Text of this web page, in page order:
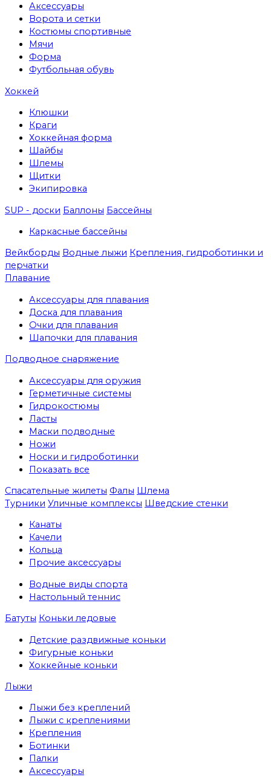
Аксессуары
Ворота и сетки
Костюмы спортивные
Мячи
Форма
Футбольная обувь
Хоккей
Клюшки
Краги
Хоккейная форма
Шайбы
Шлемы
Щитки
Экипировка
SUP - доски Баллоны Бассейны
Каркасные бассейны
Вейкборды Водные лыжи Крепления, гидроботинки и
перчатки
Плавание
Аксессуары для плавания
Доска для плавания
Очки для плавания
Шапочки для плавания
Подводное снаряжение
Аксессуары для оружия
Герметичные системы
Гидрокостюмы
Ласты
Маски подводные
Ножи
Носки и гидроботинки
Показать все
Спасательные жилеты Фалы Шлема
Турники Уличные комплексы Шведские стенки
Канаты
Качели
Кольца
Прочие аксессуары
Водные виды спорта
Настольный теннис
Батуты Коньки ледовые
Детские раздвижные коньки
Фигурные коньки
Хоккейные коньки
Лыжи
Лыжи без креплений
Лыжи с креплениями
Крепления
Ботинки
Палки
Аксессуары